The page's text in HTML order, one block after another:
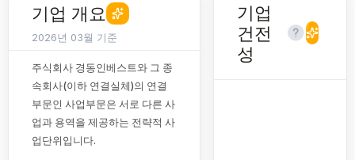
기업 개요
2026년 03월 기준
주식회사 경동인베스트와 그 종
속회사(이하 연결실체)의 연결
부문인 사업부문은 서로 다른 사
업과 용역을 제공하는 전략적 사
업단위입니다.
기업
건전
성